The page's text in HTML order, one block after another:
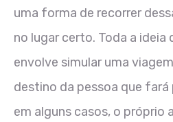
uma forma de recorrer
no lugar certo. Toda a ideia
envolve simular uma
destino da pessoa que fará
em alguns casos, o próprio